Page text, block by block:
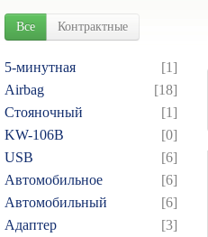
Все Контрактные
5-минутная
[1]
Airbag
[18]
Cтояночный
[1]
KW-106B
[0]
USB
[6]
Автомобильное
[6]
Автомобильный
[6]
Адаптер
[3]